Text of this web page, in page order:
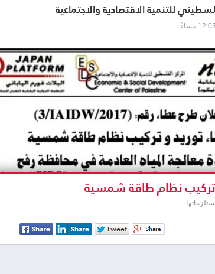
للتنمية الاقتصادية والاجتماعية
تركيب نظام طاقة شمسية